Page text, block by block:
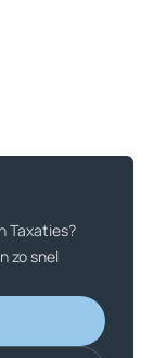
Taxaties?
zo snel